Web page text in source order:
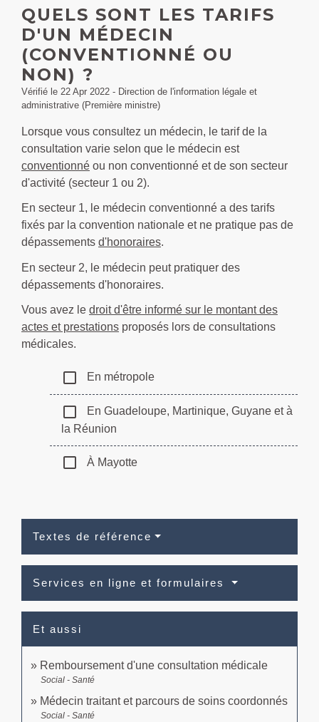
QUELS SONT LES TARIFS
D'UN MÉDECIN
(CONVENTIONNÉ OU
NON) ?
Vérifié le 22 Apr 2022 - Direction de l'information légale et
administrative (Première ministre)
Lorsque vous consultez un médecin, le tarif de la
consultation varie selon que le médecin est
conventionné ou non conventionné et de son secteur
d'activité (secteur 1 ou 2).
En secteur 1, le médecin conventionné a des tarifs
fixés par la convention nationale et ne pratique pas de
dépassements d'honoraires.
En secteur 2, le médecin peut pratiquer des
dépassements d'honoraires.
Vous avez le droit d'être informé sur le montant des
actes et prestations proposés lors de consultations
médicales.
check_box_outline_blank En métropole
check_box_outline_blank
En Guadeloupe, Martinique, Guyane et à
la Réunion
check_box_outline_blank À Mayotte
Textes de référence
Services en ligne et formulaires
Et aussi
Remboursement d'une consultation médicale
Social - Santé
Médecin traitant et parcours de soins coordonnés
Social - Santé